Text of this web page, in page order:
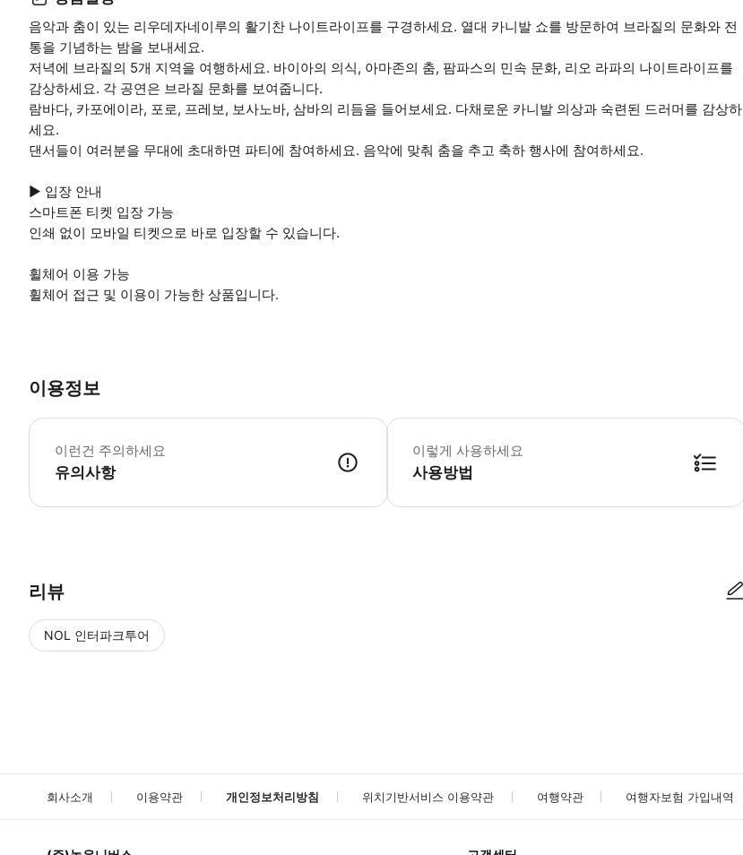
음악과 춤이 있는 리우데자네이루의 활기찬 나이트라이프를 구경하세요. 열대 카니발 쇼를 방문하여 브라질의 문화와 전
통을 기념하는 밤을 보내세요.
저녁에 브라질의 5개 지역을 여행하세요. 바이아의 의식, 아마존의 춤, 팜파스의 민속 문화, 리오 라파의 나이트라이프를
감상하세요. 각 공연은 브라질 문화를 보여줍니다.
람바다, 카포에이라, 포로, 프레보, 보사노바, 삼바의 리듬을 들어보세요. 다채로운 카니발 의상과 숙련된 드러머를 감상하
세요.
댄서들이 여러분을 무대에 초대하면 파티에 참여하세요. 음악에 맞춰 춤을 추고 축하 행사에 참여하세요.
▶ 입장 안내
스마트폰 티켓 입장 가능
인쇄 없이 모바일 티켓으로 바로 입장할 수 있습니다.
휠체어 이용 가능
휠체어 접근 및 이용이 가능한 상품입니다.
이용정보
이런건 주의하세요
유의사항
▶ 꼭 알아두세요 * 쇼에 참여할 수 있는 최소 연령은 6세입니다.
이렇게 사용하세요
사용방법
리뷰
NOL 인터파크투어
회사소개 이용약관 개인정보처리방침 위치기반서비스 이용약관 여행약관 여행자보험 가입내역